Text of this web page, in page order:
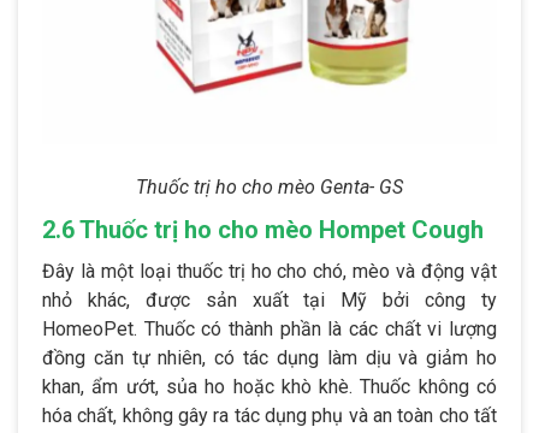
Thuốc trị ho cho mèo Genta- GS
2.6 Thuốc trị ho cho mèo Hompet Cough
Đây là một loại thuốc trị ho cho chó, mèo và động vật
nhỏ khác, được sản xuất tại Mỹ bởi công ty
HomeoPet. Thuốc có thành phần là các chất vi lượng
đồng căn tự nhiên, có tác dụng làm dịu và giảm ho
khan, ẩm ướt, sủa ho hoặc khò khè. Thuốc không có
hóa chất, không gây ra tác dụng phụ và an toàn cho tất